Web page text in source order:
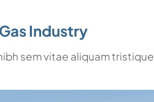
Industry
sem vitae aliquam tristique